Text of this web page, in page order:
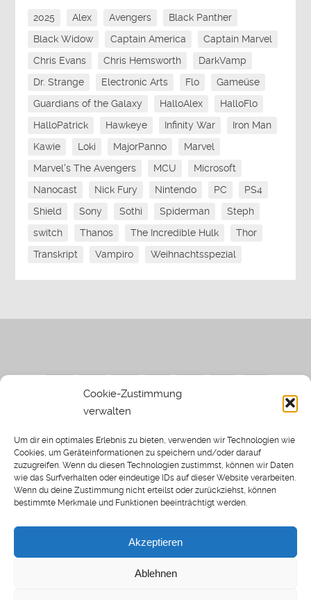
Cookie-Zustimmung
verwalten
Um dir ein optimales Erlebnis zu bieten, verwenden wir Technologien wie
Cookies, um Geräteinformationen zu speichern und/oder darauf
zuzugreifen. Wenn du diesen Technologien zustimmst, können wir Daten
wie das Surfverhalten oder eindeutige IDs auf dieser Website verarbeiten.
Wenn du deine Zustimmung nicht erteilst oder zurückziehst, können
bestimmte Merkmale und Funktionen beeinträchtigt werden.
Akzeptieren
Ablehnen
2025 Alex Avengers
Black Panther
Black Widow
Captain America
Captain Marvel
Chris Evans
Chris Hemsworth
DarkVamp
Dr. Strange
Electronic Arts Flo
Gameüse
Guardians of the Galaxy
HalloAlex
HalloFlo
HalloPatrick
Hawkeye Infinity War
Iron Man
Kawie
Loki MajorPanno
Marvel
Marvel's The Avengers
MCU
Microsoft
Nanocast
Nick Fury Nintendo PC
PS4
Shield
Sony Sothi Spiderman
Steph
switch
Thanos The Incredible Hulk
Thor
Transkript
Vampiro Weihnachtsspezial
Spielwiese